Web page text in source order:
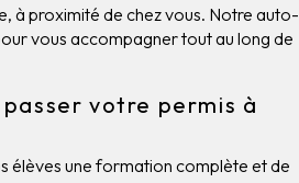
à proximité de chez vous. Notre auto-
vous accompagner tout au long de
votre permis à
élèves une formation complète et de